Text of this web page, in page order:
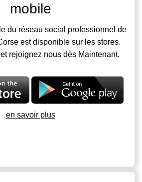
mobile
du réseau social professionnel de
est disponible sur les stores.
rejoignez nous dès Maintenant.
en savoir plus